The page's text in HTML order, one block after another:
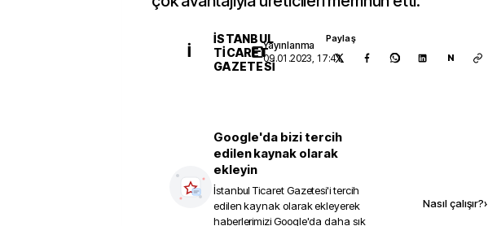
İ
İSTANBUL
TICARET
GAZETESI
Yayınlanma
09.01.2023, 17:41
Paylaş
N
Google'da bizi tercih
edilen kaynak olarak
ekleyin
İstanbul Ticaret Gazetesi'i tercih
edilen kaynak olarak ekleyerek
haberlerimizi Google'da daha sık
Nasıl çalışır?›